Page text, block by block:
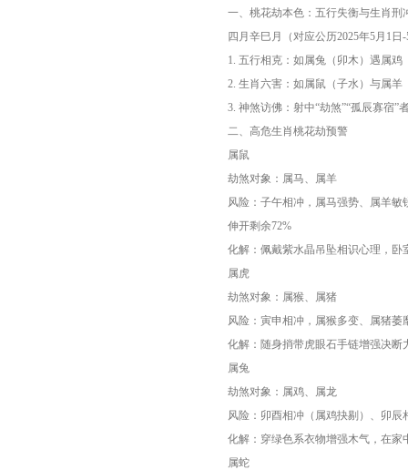
一、桃花劫本色：五行失衡与生肖刑
四月辛巳月（对应公历2025年5月1
1. 五行相克：如属兔（卯木）遇属
2. 生肖六害：如属鼠（子水）与属
3. 神煞访佛：射中“劫煞”“孤辰寡宿”
二、高危生肖桃花劫预警
属鼠
劫煞对象：属马、属羊
风险：子午相冲，属马强势、属羊
伸开剩余72%
化解：佩戴紫水晶吊坠相识心理，卧
属虎
劫煞对象：属猴、属猪
风险：寅申相冲，属猴多变、属猪
化解：随身捎带虎眼石手链增强决
属兔
劫煞对象：属鸡、属龙
风险：卯酉相冲（属鸡抉剔）、卯
化解：穿绿色系衣物增强木气，在
属蛇